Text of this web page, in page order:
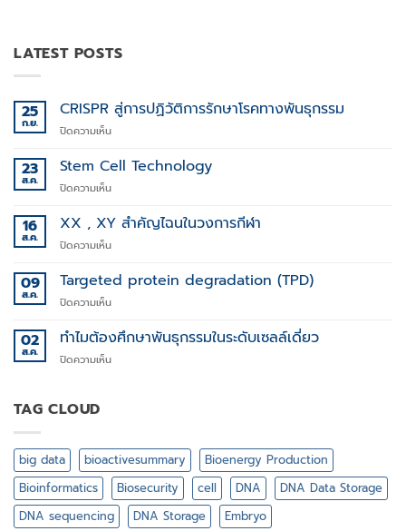
LATEST POSTS
25
ก.ย.
CRISPR สู่การปฏิวัติการรักษาโรคทางพันธุกรรม
ปิดความเห็นบน
สู่
ปฏิวัติ
รักษา
ทาง
23
ส.ค.
Stem Cell Technology
ปิดความเห็นบน
Cell
Technology
16
ส.ค.
XX , XY สำคัญไฉนในวงการกีฬา
ปิดความเห็นบน
,
สำคัญ
ใน
กีฬา
09
ส.ค.
Targeted protein degradation (TPD)
ปิดความเห็นบน
protein
(TPD)
02
ส.ค.
ทำไมต้องศึกษาพันธุกรรมในระดับเซลล์เดี่ยว
ปิดความเห็นบน
ระดับ
เซลล์
เดี่ยว
TAG CLOUD
big data bioactivesummary
Bioenergy Production
Bioinformatics
Biosecurity cell DNA
DNA Data Storage
DNA sequencing
DNA Storage Embryo